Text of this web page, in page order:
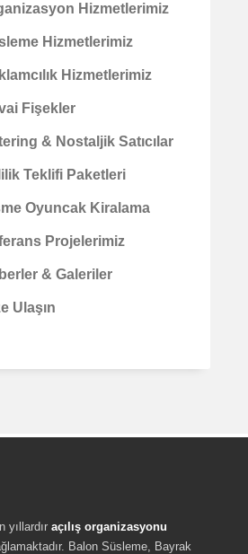
Hizmetlerimiz
Hizmetlerimiz
Hizmetlerimiz
Fişekler
& Nostaljik Satıcılar
Teklifi Paketleri
Oyuncak Kiralama
Projelerimiz
& Galeriler
Ulaşın
yıllardır açılış organizasyonu
Balon Süsleme, Bayrak